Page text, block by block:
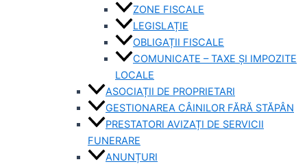
ZONE FISCALE
LEGISLAȚIE
OBLIGAȚII FISCALE
COMUNICATE – TAXE ȘI IMPOZITE
LOCALE
ASOCIAȚII DE PROPRIETARI
GESTIONAREA CÂINILOR FĂRĂ STĂPÂN
PRESTATORI AVIZAȚI DE SERVICII
FUNERARE
ANUNȚURI